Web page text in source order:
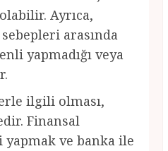
Ayrıca,
arasında
yapmadığı veya
ilgili olması,
Finansal
ve banka ile